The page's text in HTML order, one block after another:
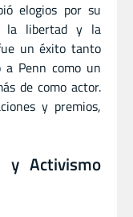
elogios por su
la libertad y la
un éxito tanto
a Penn como un
de como actor.
y premios,
y Activismo